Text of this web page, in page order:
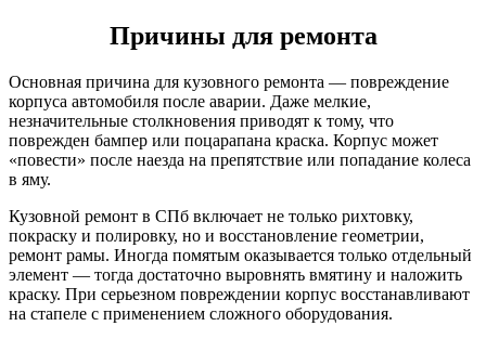
Причины для ремонта
Основная причина для кузовного ремонта — повреждение
корпуса автомобиля после аварии. Даже мелкие,
незначительные столкновения приводят к тому, что
поврежден бампер или поцарапана краска. Корпус может
«повести» после наезда на препятствие или попадание колеса
в яму.
Кузовной ремонт в СПб включает не только рихтовку,
покраску и полировку, но и восстановление геометрии,
ремонт рамы. Иногда помятым оказывается только отдельный
элемент — тогда достаточно выровнять вмятину и наложить
краску. При серьезном повреждении корпус восстанавливают
на стапеле с применением сложного оборудования.